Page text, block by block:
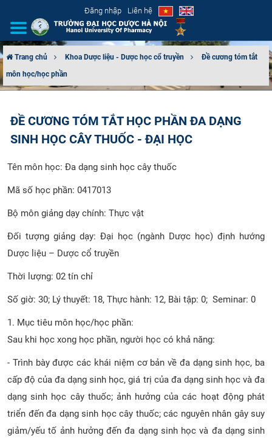
Đăng nhập Liên hệ
GIỚI THIỆU
TUYỂN SINH
ĐÀO TẠO
ĐẢM BẢO CHẤT LƯỢNG
KHOA HỌC CÔNG NGHỆ
HTQT
Trang chủ Khoa Dược liệu - Dược học cổ truyền
Đề cương tóm tắt
môn học/học phần
ĐỀ CƯƠNG TÓM TẮT HỌC PHẦN ĐA DẠNG
SINH HỌC CÂY THUỐC - ĐẠI HỌC
Tên môn học: Đa dạng sinh học cây thuốc
Mã số học phần: 0417013
Bộ môn giảng dạy chính: Thực vật
Đối tượng giảng dạy: Đại học (ngành Dược học) định hướng
Dược liệu – Dược cổ truyền
Thời lượng: 02 tín chỉ
Số giờ: 30; Lý thuyết: 18, Thực hành: 12, Bài tập: 0; Seminar: 0
1. Mục tiêu môn học/học phần:
Sau khi học xong học phần, người học có khả năng:
- Trình bày được các khái niệm cơ bản về đa dạng sinh học, ba
cấp độ của đa dạng sinh học, giá trị của đa dạng sinh học và đa
dạng sinh học cây thuốc; ảnh hưởng của các hoạt động phát
triển đến đa dạng sinh học cây thuốc; các nguyên nhân gây suy
giảm/yếu tố ảnh hưởng đến đa dạng sinh học và đa dạng sinh